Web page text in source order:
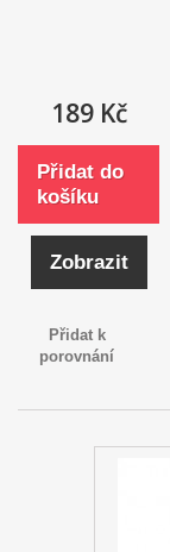
189 Kč
Přidat do
košíku
Zobrazit
Přidat k
porovnání